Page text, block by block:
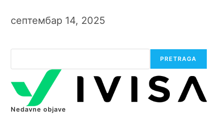
септембар 14, 2025
PRETRAGA
Nedavne objave